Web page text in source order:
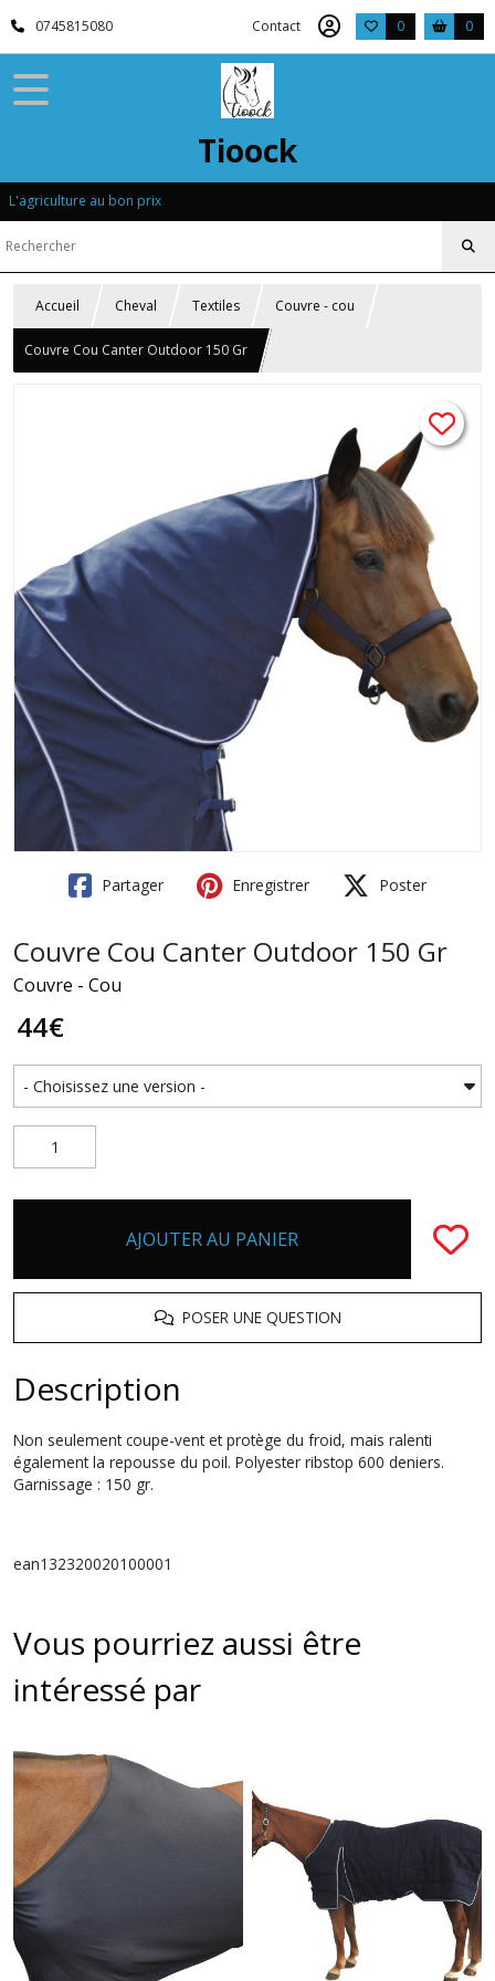
0745815080 Contact 0 0
Tioock
L'agriculture au bon prix
Accueil Cheval Textiles Couvre - cou
Couvre Cou Canter Outdoor 150 Gr
Partager Enregistrer Poster
Couvre Cou Canter Outdoor 150 Gr
Couvre - Cou
44€
AJOUTER AU PANIER
POSER UNE QUESTION
Description
Non seulement coupe-vent et protège du froid, mais ralenti
également la repousse du poil. Polyester ribstop 600 deniers.
Garnissage : 150 gr.
ean132320020100001
Vous pourriez aussi être
intéressé par